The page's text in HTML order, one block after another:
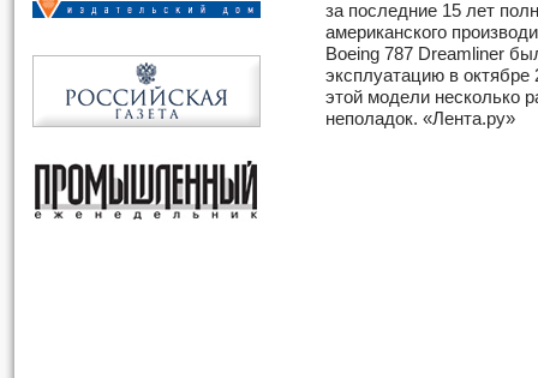
за последние 15 лет
американского
Boeing 787 Dreamliner
эксплуатацию в октябре
этой модели несколько
неполадок. «Лента.ру»